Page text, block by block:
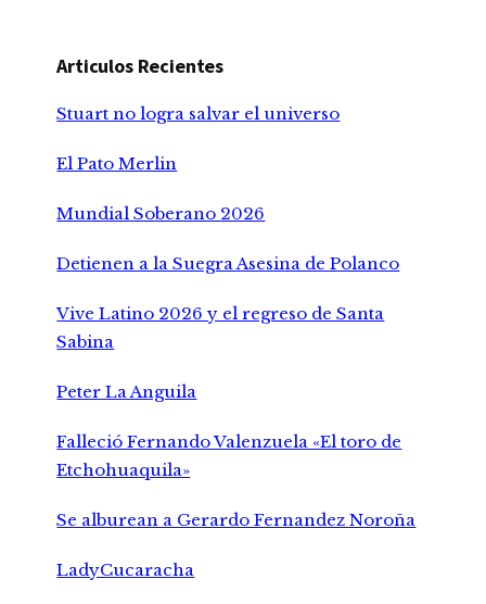
Articulos Recientes
Stuart no logra salvar el universo
El Pato Merlin
Mundial Soberano 2026
Detienen a la Suegra Asesina de Polanco
Vive Latino 2026 y el regreso de Santa
Sabina
Peter La Anguila
Falleció Fernando Valenzuela «El toro de
Etchohuaquila»
Se alburean a Gerardo Fernandez Noroña
LadyCucaracha